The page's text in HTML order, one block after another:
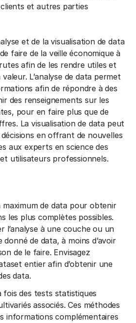
et autres parties
et de la visualisation de data
faire de la veille économique à
afin de les rendre utiles et
L’analyse de data permet
afin de répondre à des
des renseignements sur les
pour en faire plus que de
La visualisation de data peut
en offrant de nouvelles
aux experts en science des
utilisateurs professionnels.
maximum de data pour obtenir
les plus complètes possibles.
l’analyse à une couche ou un
donné de data, à moins d’avoir
de le faire. Envisagez
entier afin d’obtenir une
data.
fois des tests statistiques
associés. Ces méthodes
informations complémentaires